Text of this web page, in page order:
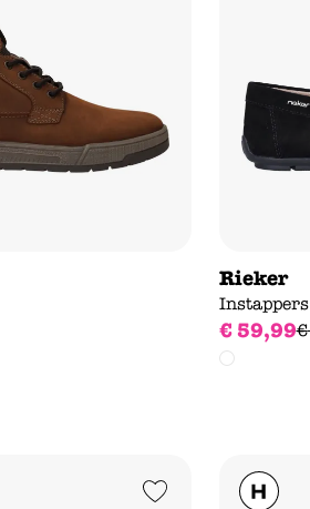
Rieker
Instappers
€ 59,99€
Add to Wishlist